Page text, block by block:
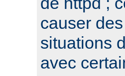
causer
situations
avec